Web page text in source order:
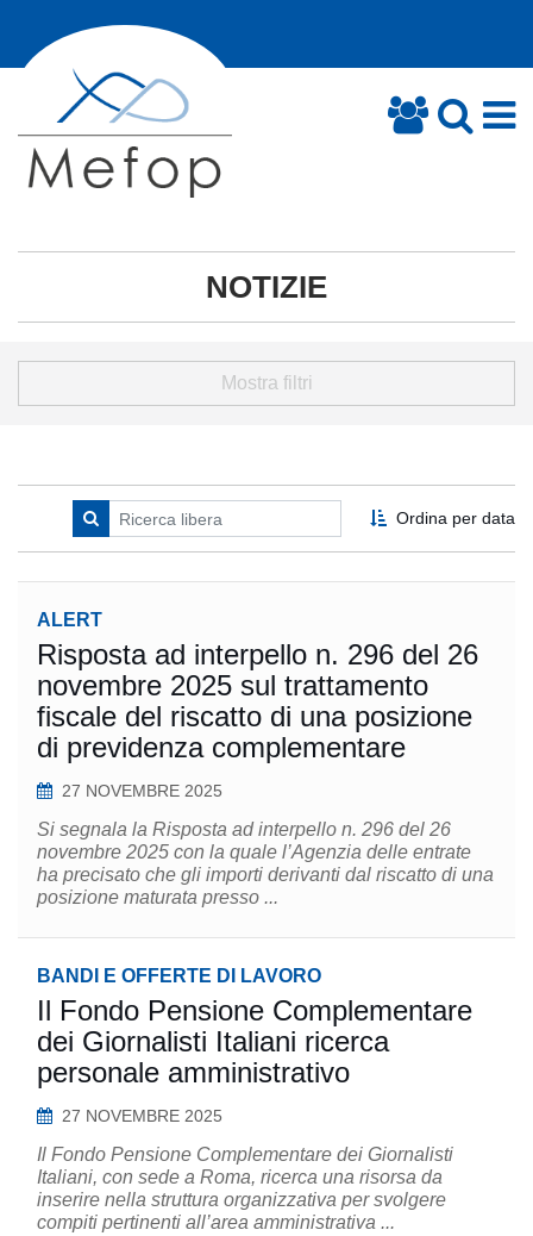
NOTIZIE
Mostra filtri
Ordina per data
ALERT
Risposta ad interpello n. 296 del 26
novembre 2025 sul trattamento
fiscale del riscatto di una posizione
di previdenza complementare
27 NOVEMBRE 2025
Si segnala la Risposta ad interpello n. 296 del 26
novembre 2025 con la quale l’Agenzia delle entrate
ha precisato che gli importi derivanti dal riscatto di una
posizione maturata presso ...
BANDI E OFFERTE DI LAVORO
Il Fondo Pensione Complementare
dei Giornalisti Italiani ricerca
personale amministrativo
27 NOVEMBRE 2025
Il Fondo Pensione Complementare dei Giornalisti
Italiani, con sede a Roma, ricerca una risorsa da
inserire nella struttura organizzativa per svolgere
compiti pertinenti all’area amministrativa ...